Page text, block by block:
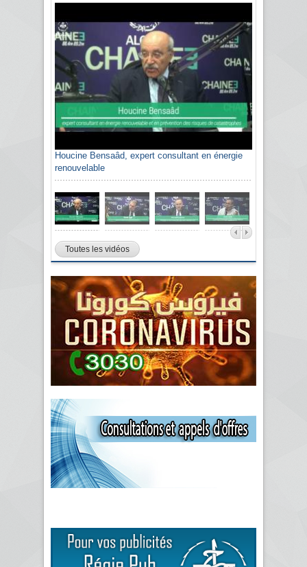
Houcine Bensaâd, expert consultant en énergie
renouvelable
Sami Agli, président de la Confédération
algérienne du patronat citoyen CAPC
Toutes les vidéos